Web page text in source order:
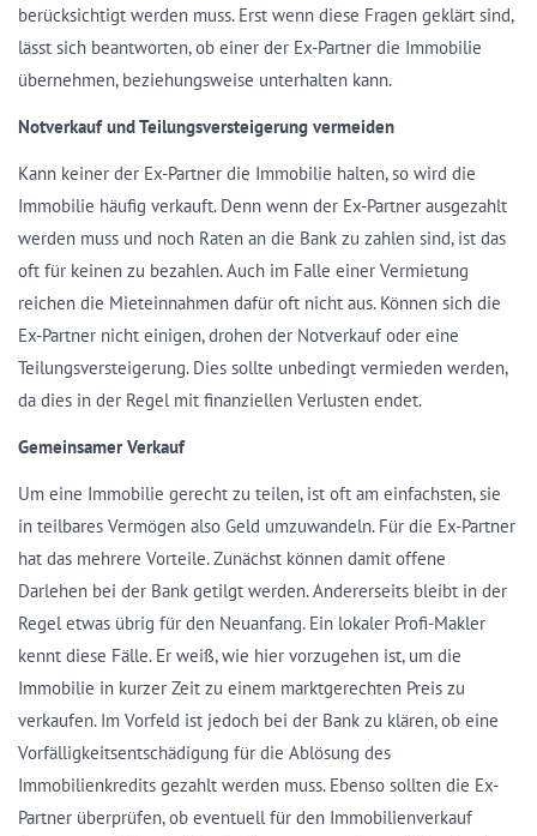
berücksichtigt werden muss. Erst wenn diese Fragen geklärt sind,
lässt sich beantworten, ob einer der Ex-Partner die Immobilie
übernehmen, beziehungsweise unterhalten kann.
Notverkauf und Teilungsversteigerung vermeiden
Kann keiner der Ex-Partner die Immobilie halten, so wird die
Immobilie häufig verkauft. Denn wenn der Ex-Partner ausgezahlt
werden muss und noch Raten an die Bank zu zahlen sind, ist das
oft für keinen zu bezahlen. Auch im Falle einer Vermietung
reichen die Mieteinnahmen dafür oft nicht aus. Können sich die
Ex-Partner nicht einigen, drohen der Notverkauf oder eine
Teilungsversteigerung. Dies sollte unbedingt vermieden werden,
da dies in der Regel mit finanziellen Verlusten endet.
Gemeinsamer Verkauf
Um eine Immobilie gerecht zu teilen, ist oft am einfachsten, sie
in teilbares Vermögen also Geld umzuwandeln. Für die Ex-Partner
hat das mehrere Vorteile. Zunächst können damit offene
Darlehen bei der Bank getilgt werden. Andererseits bleibt in der
Regel etwas übrig für den Neuanfang. Ein lokaler Profi-Makler
kennt diese Fälle. Er weiß, wie hier vorzugehen ist, um die
Immobilie in kurzer Zeit zu einem marktgerechten Preis zu
verkaufen. Im Vorfeld ist jedoch bei der Bank zu klären, ob eine
Vorfälligkeitsentschädigung für die Ablösung des
Immobilienkredits gezahlt werden muss. Ebenso sollten die Ex-
Partner überprüfen, ob eventuell für den Immobilienverkauf